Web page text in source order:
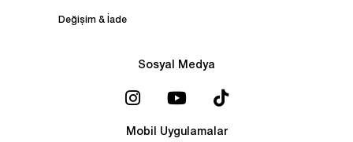
Değişim & İade
Sosyal Medya
Mobil Uygulamalar